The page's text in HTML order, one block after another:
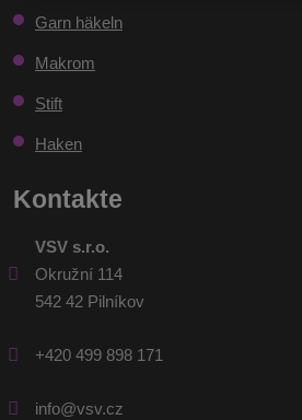
gesendet
werden
Garn häkeln
Makrom
Stift
Haken
Kontakte
VSV s.r.o.
Okružní 114
542 42 Pilníkov
+420 499 898 171
info@vsv.cz